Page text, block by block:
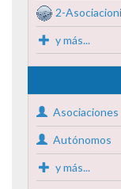
2-
y más...
Asociaciones
Autónomos
y más...